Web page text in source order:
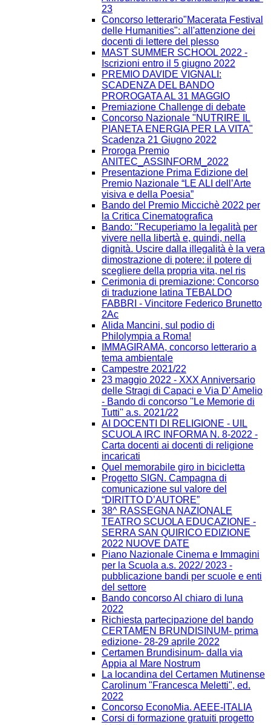
23
Concorso letterario"Macerata Festival
delle Humanities": all'attenzione dei
docenti di lettere del plesso
MAST SUMMER SCHOOL 2022 -
Iscrizioni entro il 5 giugno 2022
PREMIO DAVIDE VIGNALI:
SCADENZA DEL BANDO
PROROGATA AL 31 MAGGIO
Premiazione Challenge di debate
Concorso Nazionale "NUTRIRE IL
PIANETA ENERGIA PER LA VITA"
Scadenza 21 Giugno 2022
Proroga Premio
ANITEC_ASSINFORM_2022
Presentazione Prima Edizione del
Premio Nazionale “LE ALI dell’Arte
visiva e della Poesia”
Bando del Premio Miccichè 2022 per
la Critica Cinematografica
Bando: "Recuperiamo la legalità per
vivere nella libertà e, quindi, nella
dignità. Uscire dalla illegalità è la vera
dimostrazione di potere: il potere di
scegliere della propria vita, nel ris
Cerimonia di premiazione: Concorso
di traduzione latina TEBALDO
FABBRI - Vincitore Federico Brunetto
2Ac
Alida Mancini, sul podio di
Philolympia a Roma!
IMMAGIRAMA, concorso letterario a
tema ambientale
Campestre 2021/22
23 maggio 2022 - XXX Anniversario
delle Stragi di Capaci e Via D' Amelio
- Bando di concorso ''Le Memorie di
Tutti'' a.s. 2021/22
AI DOCENTI DI RELIGIONE - UIL
SCUOLA IRC INFORMA N. 8-2022 -
Carta docenti ai docenti di religione
incaricati
Quel memorabile giro in bicicletta
Progetto SIGN. Campagna di
comunicazione sul valore del
“DIRITTO D’AUTORE”
38^ RASSEGNA NAZIONALE
TEATRO SCUOLA EDUCAZIONE -
SERRA SAN QUIRICO EDIZIONE
2022 NUOVE DATE
Piano Nazionale Cinema e Immagini
per la Scuola a.s. 2022/ 2023 -
pubblicazione bandi per scuole e enti
del settore
Bando concorso Al chiaro di luna
2022
Richiesta partecipazione del bando
CERTAMEN BRUNDISINUM- prima
edizione- 28-29 aprile 2022
Certamen Brundisinum- dalla via
Appia al Mare Nostrum
La locandina del Certamen Mutinense
Carolinum "Francesca Meletti", ed.
2022
Concorso EconoMia. AEEE-ITALIA
Corsi di formazione gratuiti progetto